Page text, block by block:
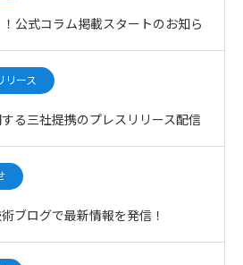
公式コラム掲載スタートのお知ら
リース
る三社提携のプレスリリース配信
ブログで最新情報を発信！